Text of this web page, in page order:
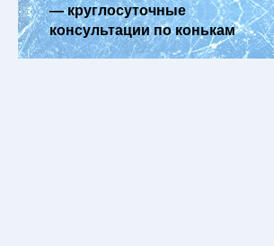
— круглосуточные
консультации по конькам